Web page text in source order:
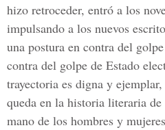
hizo retroceder, entró a los
impulsando a los nuevos
una postura en contra del
contra del golpe de Estado
trayectoria es digna y
queda en la historia literaria
mano de los hombres y